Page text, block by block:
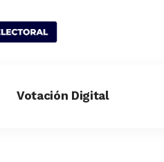
Votación Digital